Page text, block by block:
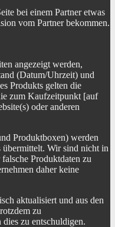
bei einem Partner etwas
vom Partner bekommen.
angezeigt werden,
(Datum/Uhrzeit) und
Produkts gelten die
zum Kaufzeitpunkt [auf
oder anderen
Produktboxen) werden
übermittelt. Wir sind nicht in
Produktdaten zu
daher keine
aktualisiert und aus den
zu
zu entschuldigen.